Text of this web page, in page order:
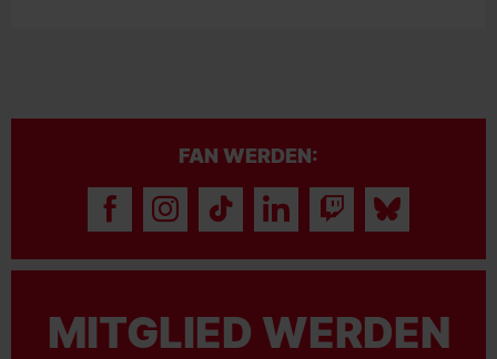
FAN WERDEN:
MITGLIED WERDEN